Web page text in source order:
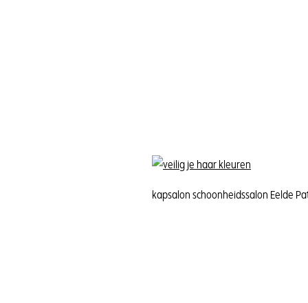
kapsalon schoonheidssalon Eelde